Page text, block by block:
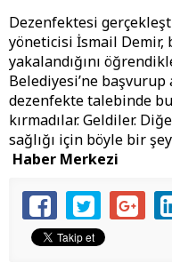
Dezenfektesi
yöneticisi İsmail Demir,
yakalandığını
Belediyesi’ne
dezenfekte talebinde
kırmadılar. Geldiler.
sağlığı için böyle bir
Haber Merkezi